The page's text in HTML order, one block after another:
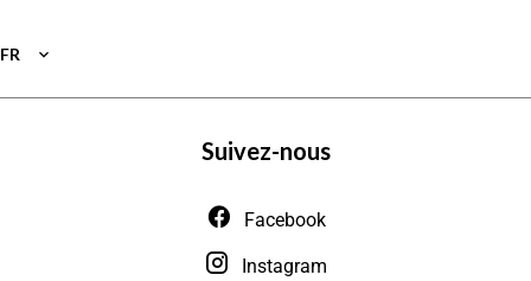
FR
Suivez-nous
Facebook
Instagram